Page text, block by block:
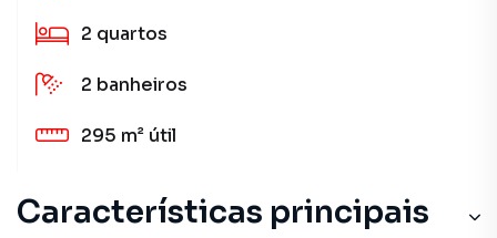
2 quartos
2 banheiros
295 m² útil
Características principais